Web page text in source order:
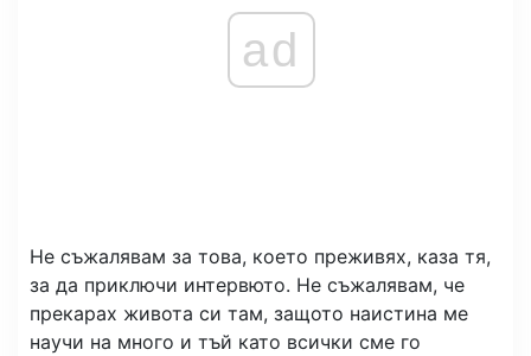
ad
Не съжалявам за това, което преживях, каза тя,
за да приключи интервюто. Не съжалявам, че
прекарах живота си там, защото наистина ме
научи на много и тъй като всички сме го